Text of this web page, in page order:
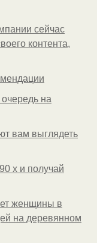
сейчас
контента,
на
вам выглядеть
х и получай
женщины в
на деревянном